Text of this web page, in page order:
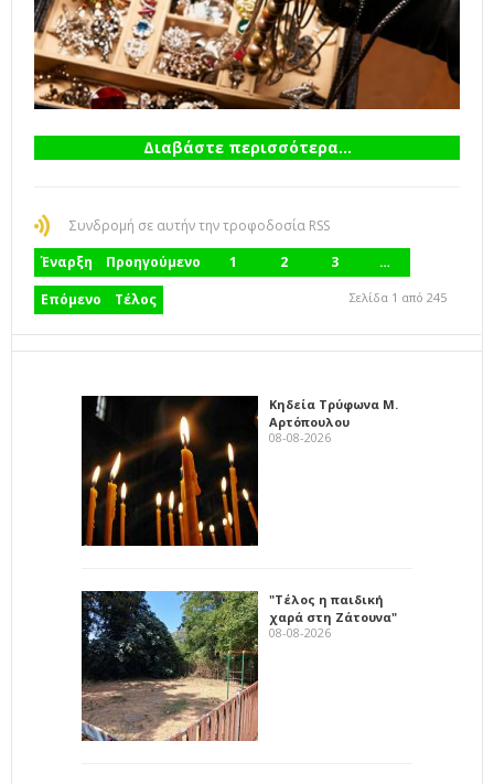
Διαβάστε περισσότερα...
Συνδρομή σε αυτήν την τροφοδοσία RSS
Έναρξη
Προηγούμενο 1 2 3
…
Επόμενο
Τέλος Σελίδα 1 από 245
Κηδεία Τρύφωνα Μ.
Αρτόπουλου
08-08-2026
"Τέλος η παιδική
χαρά στη Ζάτουνα"
08-08-2026